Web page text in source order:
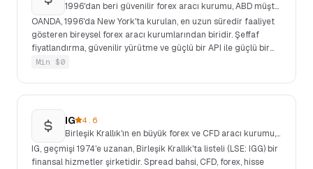
1996'dan beri güvenilir forex aracı kurumu, ABD müşterilerine açık
OANDA, 1996'da New York'ta kurulan, en uzun süredir faaliyet
gösteren bireysel forex aracı kurumlarından biridir. Şeffaf
fiyatlandırma, güvenilir yürütme ve güçlü bir API ile güçlü bir
itibara sahiptir. ABD bireysel müşterilerini kabul eden az
Min $0
IG 4.6
Birleşik Krallık'ın en büyük forex ve CFD aracı kurumu, FTSE 250 listeli
IG, geçmişi 1974'e uzanan, Birleşik Krallık'ta listeli (LSE: IGG) bir
finansal hizmetler şirketidir. Spread bahsi, CFD, forex, hisse